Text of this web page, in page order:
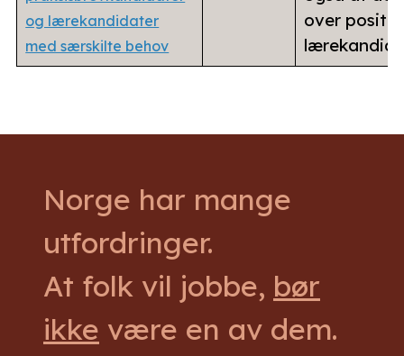
og lærekandidater
med særskilte behov
over
Norge har mange
utfordringer.
At folk vil jobbe, bør
ikke være en av dem.